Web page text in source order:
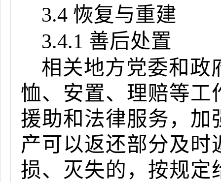
3.4 恢复与重建
3.4.1 善后处置
相关地方党委和政
恤、安置、理赔等工
援助和法律服务，加
产可以返还部分及
损、灭失的，按规定